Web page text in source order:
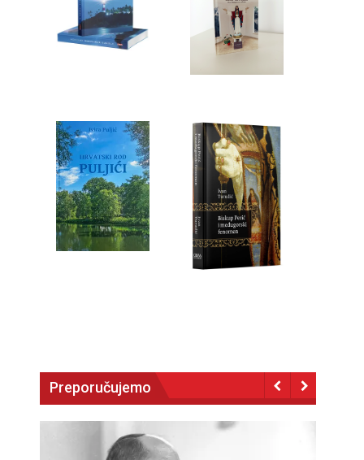
Preporučujemo